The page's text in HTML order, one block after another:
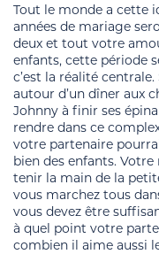
Tout le monde a cette
années de mariage
deux et tout votre
enfants, cette période
c’est la réalité
autour d’un dîner aux
Johnny à finir ses
rendre dans ce
votre partenaire
bien des enfants.
tenir la main de la
vous marchez tous
vous devez être
à quel point votre
combien il aime aussi